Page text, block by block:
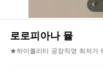
로로피아나 뮬
★하이퀄리티 공장직영 최저가